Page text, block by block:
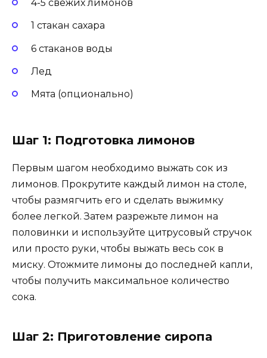
4-5 свежих лимонов
1 стакан сахара
6 стаканов воды
Лед
Мята (опционально)
Шаг 1: Подготовка лимонов
Первым шагом необходимо выжать сок из
лимонов. Прокрутите каждый лимон на столе,
чтобы размягчить его и сделать выжимку
более легкой. Затем разрежьте лимон на
половинки и используйте цитрусовый стручок
или просто руки, чтобы выжать весь сок в
миску. Отожмите лимоны до последней капли,
чтобы получить максимальное количество
сока.
Шаг 2: Приготовление сиропа